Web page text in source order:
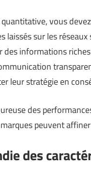
vous
laissés sur les
informations
leur stratégie en
des
peuvent
des